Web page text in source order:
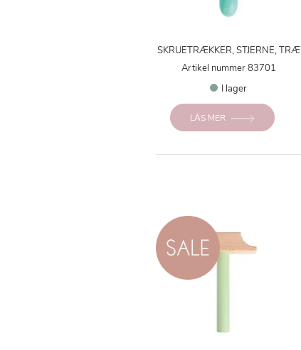
SKRUETRÆKKER, STJERNE, TRÆ
Artikel nummer 83701
I lager
LÄS MER